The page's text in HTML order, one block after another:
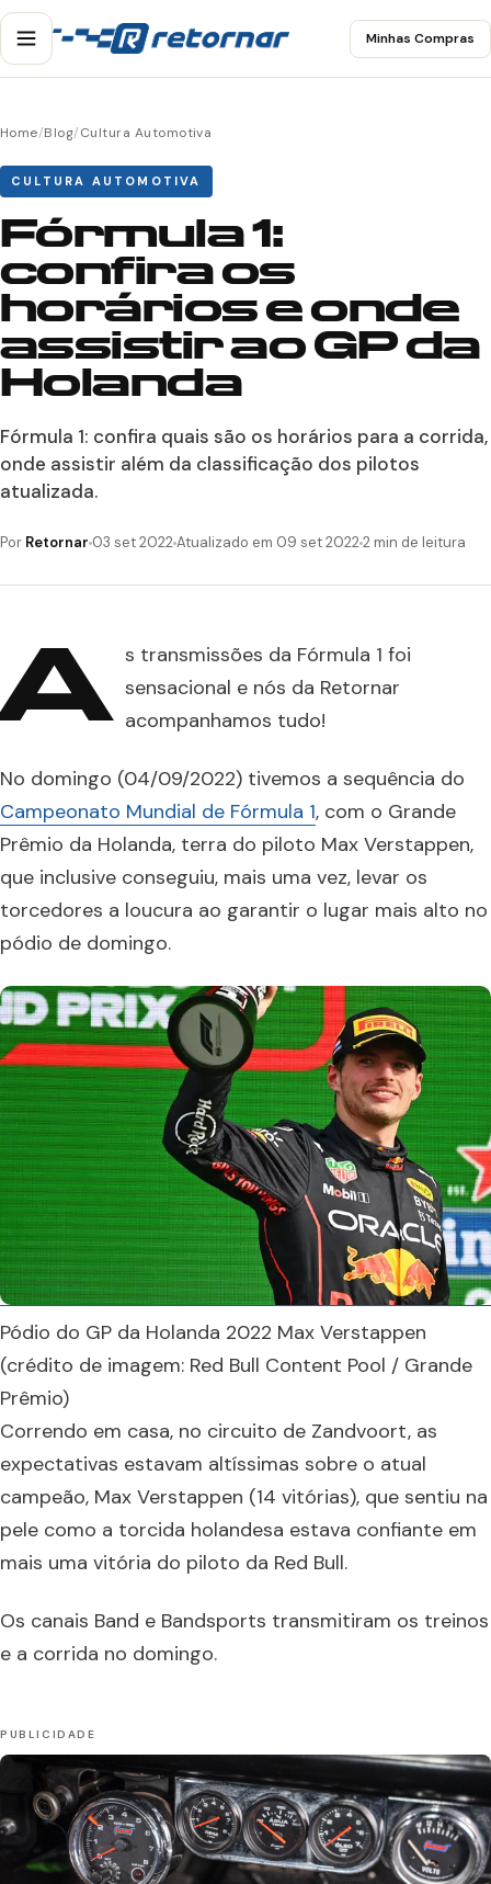
Minhas Compras
Home/Blog/Cultura Automotiva
CULTURA AUTOMOTIVA
Fórmula 1:
confira os
horários e onde
assistir ao GP da
Holanda
Fórmula 1: confira quais são os horários para a corrida,
onde assistir além da classificação dos pilotos
atualizada.
Por Retornar 03 set 2022Atualizado em 09 set 20222 min de leitura
s transmissões da Fórmula 1 foi
sensacional e nós da Retornar
acompanhamos tudo!
No domingo (04/09/2022) tivemos a sequência do
Campeonato Mundial de Fórmula 1, com o Grande
Prêmio da Holanda, terra do piloto Max Verstappen,
que inclusive conseguiu, mais uma vez, levar os
torcedores a loucura ao garantir o lugar mais alto no
pódio de domingo.
Pódio do GP da Holanda 2022 Max Verstappen
(crédito de imagem: Red Bull Content Pool / Grande
Prêmio)
Correndo em casa, no circuito de Zandvoort, as
expectativas estavam altíssimas sobre o atual
campeão, Max Verstappen (14 vitórias), que sentiu na
pele como a torcida holandesa estava confiante em
mais uma vitória do piloto da Red Bull.
Os canais Band e Bandsports transmitiram os treinos
e a corrida no domingo.